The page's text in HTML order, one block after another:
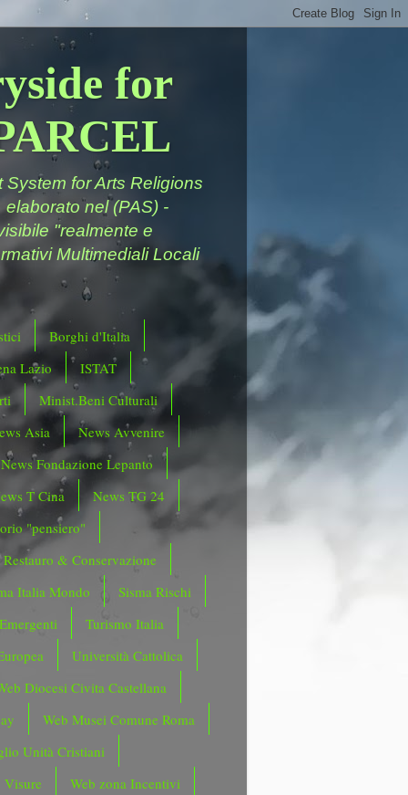
for
for Arts Religions
nel (PAS) -
"realmente e
Multimediali Locali
Borghi d'Italia
Lazio
ISTAT
Minist.Beni Culturali
Asia
News Avvenire
News Fondazione Lepanto
T Cina
News TG 24
"pensiero"
Restauro & Conservazione
Italia Mondo
Sisma Rischi
Turismo Italia
Università Cattolica
Diocesi Civita Castellana
Web Musei Comune Roma
Unità Cristiani
Visure
Web zona Incentivi